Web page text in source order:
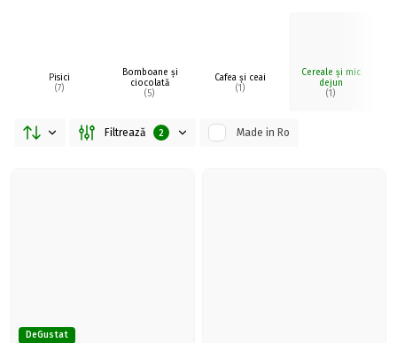
Pisici
(7)
Bomboane și
ciocolată
(5)
Cafea și ceai
(1)
Cereale și mic
dejun
(1)
Filtrează 2 Made in Ro
DeGustat